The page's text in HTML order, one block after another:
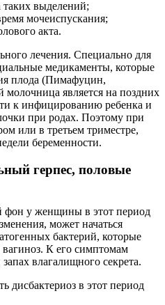
таких выделений;
мочеиспускания;
акта.
лечения. Специально для
медикаменты, которые
плода (Пимафуцин,
является на поздних
к инфицированию ребенка и
при родах. Поэтому при
или в третьем триместре,
беременности.
герпес, половые
фон у женщины в этот период
может начаться
бактерий, которые
К его симптомам
влагалищного секрета.
дисбактериоз в этот период